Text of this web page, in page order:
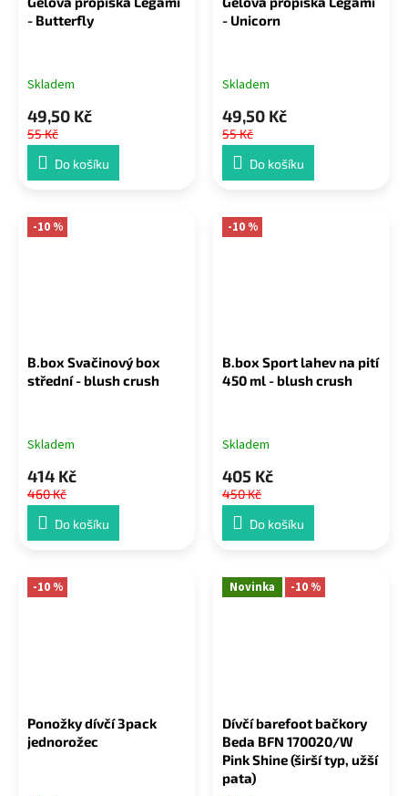
- Butterfly
Skladem
49,50 Kč
55 Kč
Do košíku
- Unicorn
Skladem
49,50 Kč
55 Kč
Do košíku
-10 %
B.box Svačinový box
střední - blush crush
Skladem
414 Kč
460 Kč
Do košíku
-10 %
B.box Sport lahev na pití
450 ml - blush crush
Skladem
405 Kč
450 Kč
Do košíku
-10 %
Ponožky dívčí 3pack
jednorožec
Novinka -10 %
Dívčí barefoot bačkory
Beda BFN 170020/W
Pink Shine (širší typ, užší
pata)